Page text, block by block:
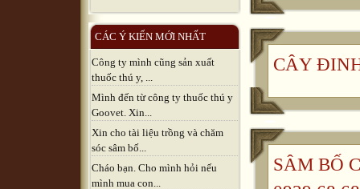
CÁC Ý KIẾN MỚI NHẤT
Công ty mình cũng sản xuất
thuốc thú y, ...
Mình đến từ công ty thuốc thú y
Goovet. Xin...
Xin cho tài liệu trồng và chăm
sóc sâm bố...
Cháo bạn. Cho mình hỏi nếu
mình mua con...
CÂY
SÂM BỐ